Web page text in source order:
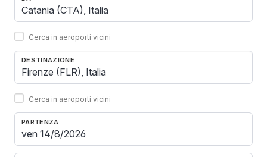
Cerca in aeroporti vicini
DESTINAZIONE
Cerca in aeroporti vicini
PARTENZA